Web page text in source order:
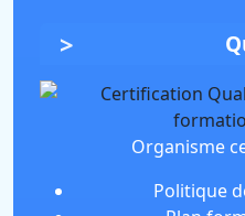
Organisme
Politique